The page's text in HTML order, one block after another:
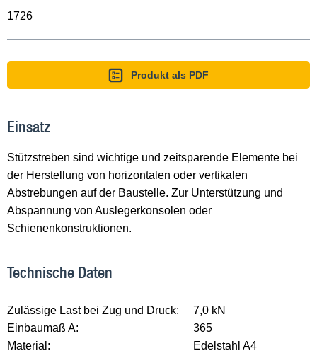
1726
Produkt als PDF
Einsatz
Stützstreben sind wichtige und zeitsparende Elemente bei
der Herstellung von horizontalen oder vertikalen
Abstrebungen auf der Baustelle. Zur Unterstützung und
Abspannung von Auslegerkonsolen oder
Schienenkonstruktionen.
Technische Daten
Zulässige Last bei Zug und Druck:
7,0 kN
Einbaumaß A:
365
Material:
Edelstahl A4